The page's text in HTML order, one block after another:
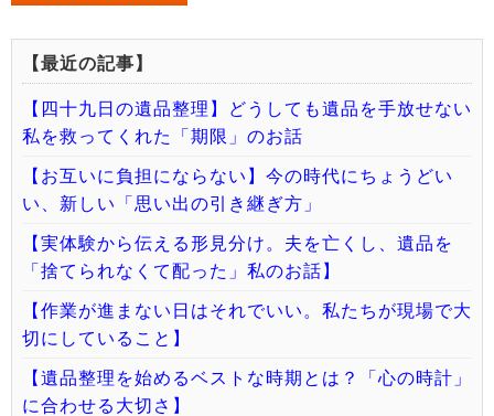
【最近の記事】
【四十九日の遺品整理】どうしても遺品を手放せない
私を救ってくれた「期限」のお話
【お互いに負担にならない】今の時代にちょうどい
い、新しい「思い出の引き継ぎ方」
【実体験から伝える形見分け。夫を亡くし、遺品を
「捨てられなくて配った」私のお話】
【作業が進まない日はそれでいい。私たちが現場で大
切にしていること】
【遺品整理を始めるベストな時期とは？「心の時計」
に合わせる大切さ】